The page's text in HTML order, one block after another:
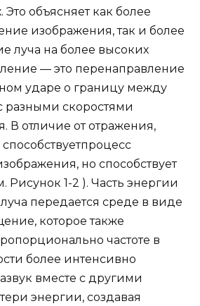
Это объясняет как более
изображения, так и более
луча на более высоких
— это перенаправление
ударе о границу между
разными скоростями
В отличие от отражения,
но способствует
Рисунок 1-2 ). Часть энергии
луча передается среде в виде
которое также
частоте в
более интенсивно
вместе с другими
энергии, создавая